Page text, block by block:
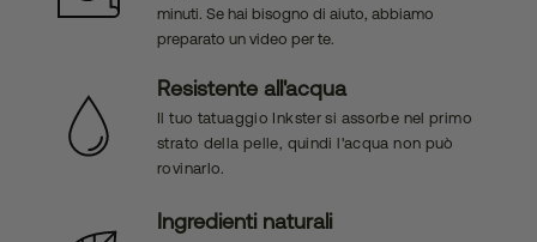
minuti. Se hai bisogno di aiuto, abbiamo
preparato un video per te.
Resistente all'acqua
Il tuo tatuaggio Inkster si assorbe nel primo
strato della pelle, quindi l'acqua non può
rovinarlo.
Ingredienti naturali